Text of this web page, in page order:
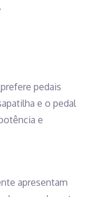
prefere pedais
e o pedal
e
apresentam